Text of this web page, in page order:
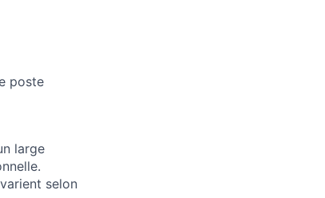
poste
large
selon